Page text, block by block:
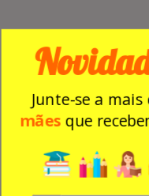
Junte-se a
mães que